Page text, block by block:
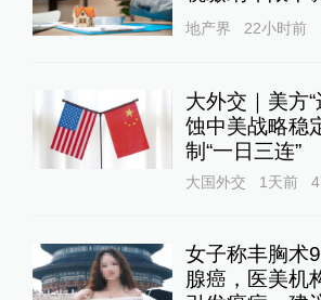
地产界 22小时前
大外交｜美方
蚀中美战略稳
制“一日三连”
大国外交 1天前
女子称丰胸术
腺癌，医美机